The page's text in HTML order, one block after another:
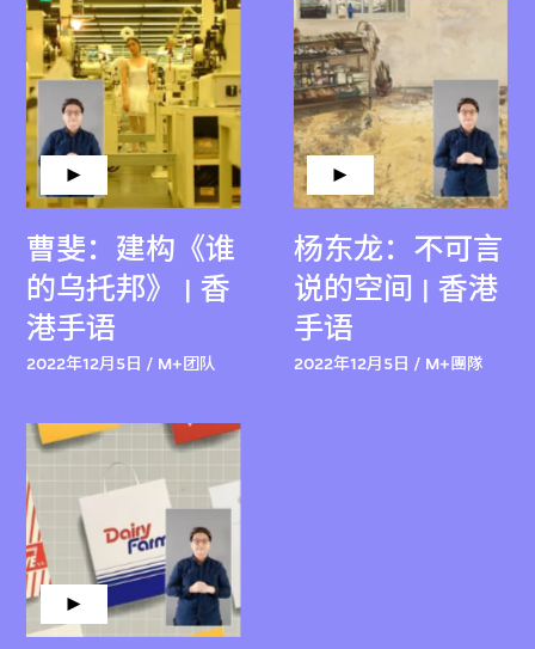
曹斐：建构《谁
的乌托邦》 | 香
港手语
2022年12月5日 / M+团队
杨东龙：不可言
说的空间 | 香港
手语
2022年12月5日 / M+團隊